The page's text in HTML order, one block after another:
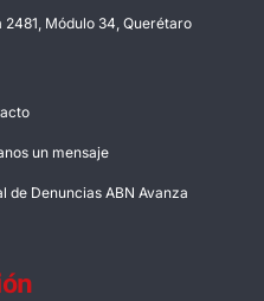
Módulo 34, Querétaro
un mensaje
de Denuncias ABN Avanza